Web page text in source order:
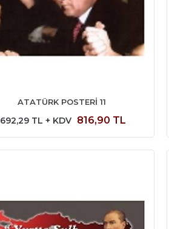
ATATÜRK POSTERİ 11
692,29 TL + KDV 816,90 TL